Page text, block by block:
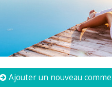
Ajouter un nouveau